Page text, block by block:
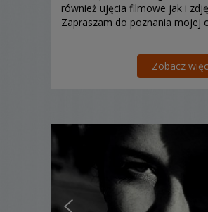
również ujęcia filmowe jak i
Zapraszam do poznania mojej
Zobacz